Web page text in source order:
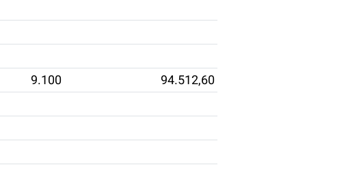
9.100
94.512,60